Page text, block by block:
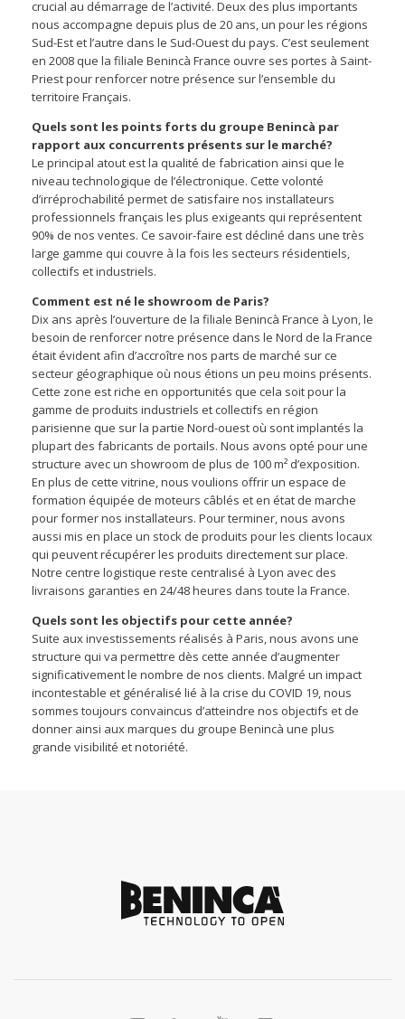
crucial au démarrage de l’activité. Deux des plus importants
nous accompagne depuis plus de 20 ans, un pour les régions
Sud-Est et l’autre dans le Sud-Ouest du pays. C’est seulement
en 2008 que la filiale Benincà France ouvre ses portes à Saint-
Priest pour renforcer notre présence sur l’ensemble du
territoire Français.
Quels sont les points forts du groupe Benincà par
rapport aux concurrents présents sur le marché?
Le principal atout est la qualité de fabrication ainsi que le
niveau technologique de l’électronique. Cette volonté
d’irréprochabilité permet de satisfaire nos installateurs
professionnels français les plus exigeants qui représentent
90% de nos ventes. Ce savoir-faire est décliné dans une très
large gamme qui couvre à la fois les secteurs résidentiels,
collectifs et industriels.
Comment est né le showroom de Paris?
Dix ans après l’ouverture de la filiale Benincà France à Lyon, le
besoin de renforcer notre présence dans le Nord de la France
était évident afin d’accroître nos parts de marché sur ce
secteur géographique où nous étions un peu moins présents.
Cette zone est riche en opportunités que cela soit pour la
gamme de produits industriels et collectifs en région
parisienne que sur la partie Nord-ouest où sont implantés la
plupart des fabricants de portails. Nous avons opté pour une
structure avec un showroom de plus de 100 m² d’exposition.
En plus de cette vitrine, nous voulions offrir un espace de
formation équipée de moteurs câblés et en état de marche
pour former nos installateurs. Pour terminer, nous avons
aussi mis en place un stock de produits pour les clients locaux
qui peuvent récupérer les produits directement sur place.
Notre centre logistique reste centralisé à Lyon avec des
livraisons garanties en 24/48 heures dans toute la France.
Quels sont les objectifs pour cette année?
Suite aux investissements réalisés à Paris, nous avons une
structure qui va permettre dès cette année d’augmenter
significativement le nombre de nos clients. Malgré un impact
incontestable et généralisé lié à la crise du COVID 19, nous
sommes toujours convaincus d’atteindre nos objectifs et de
donner ainsi aux marques du groupe Benincà une plus
grande visibilité et notoriété.